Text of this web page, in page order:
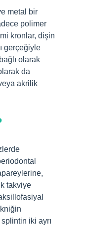
metal bir
polimer
kronlar, dişin
gerçeğiyle
olarak
da
akrilik
takviye
iki ayrı